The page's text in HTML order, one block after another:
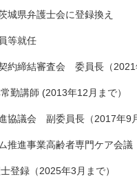
城県弁護士会に登録換え
等就任
締結審査会 委員長（2021
勤講師 (2013年12月まで）
協議会 副委員長（2017年9
推進事業高齢者専門ケア会
登録（2025年3月まで）